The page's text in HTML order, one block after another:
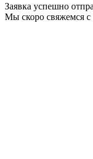
Заявка успешно
Мы скоро свяжемся